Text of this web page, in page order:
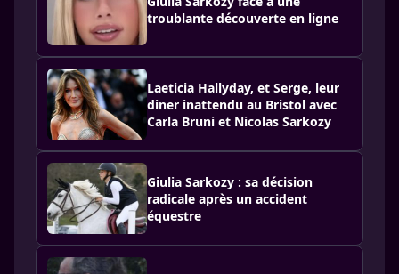
troublante découverte en ligne
Laeticia Hallyday, et Serge, leur
diner inattendu au Bristol avec
Carla Bruni et Nicolas Sarkozy
Giulia Sarkozy : sa décision
radicale après un accident
équestre